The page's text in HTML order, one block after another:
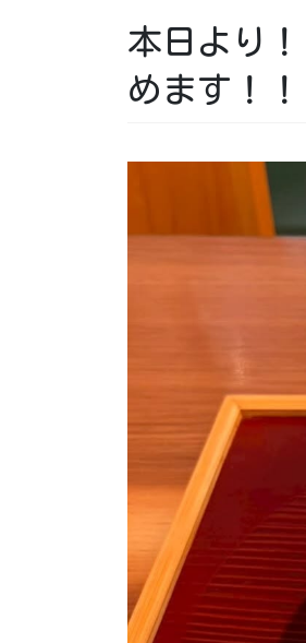
本日より
めます！！